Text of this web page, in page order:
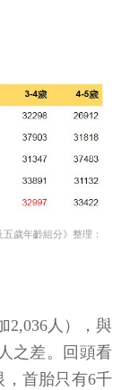
歲年齡組分》整理：
2,036人），與
之差。回頭看
首胎只有6千